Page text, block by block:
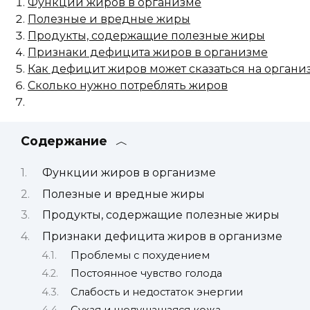
Полезные и вредные жиры
Продукты, содержащие полезные жиры
Признаки дефицита жиров в организме
Как дефицит жиров может сказаться на
Сколько нужно потреблять жиров
Содержание
Функции жиров в организме
Полезные и вредные жиры
Продукты, содержащие полезные жиры
Признаки дефицита жиров в организме
Проблемы с похудением
Постоянное чувство голода
Слабость и недостаток энергии